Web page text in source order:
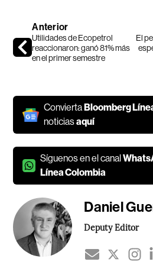
Anterior
Utilidades de Ecopetrol
reaccionaron: ganó 81% más
en el primer semestre
El
Convierta Bloomberg
noticiasaquí
Síguenos en el canal
Línea Colombia
Daniel
Deputy Editor